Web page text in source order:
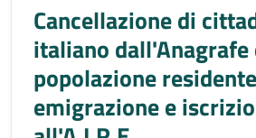
Cancellazione di
italiano dall'Anagrafe
popolazione
emigrazione e